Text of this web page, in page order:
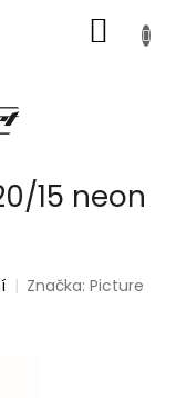
KOŠÍK
15 neon
Značka:Picture